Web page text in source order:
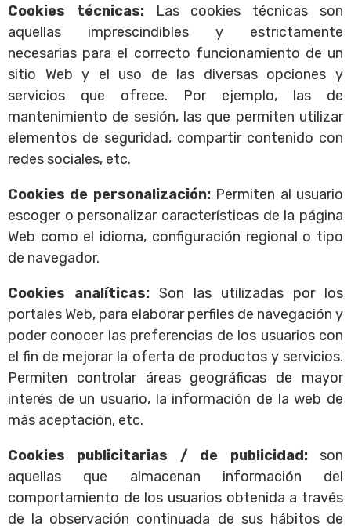
Cookies técnicas:Las cookies técnicas son
aquellas imprescindibles y estrictamente
necesarias para el correcto funcionamiento de un
sitio Web y el uso de las diversas opciones y
servicios que ofrece. Por ejemplo, las de
mantenimiento de sesión, las que permiten utilizar
elementos de seguridad, compartir contenido con
redes sociales, etc.
Cookies de personalización:Permiten al usuario
escoger o personalizar características de la página
Web como el idioma, configuración regional o tipo
de navegador.
Cookies analíticas: Son las utilizadas por los
portales Web, para elaborar perfiles de navegación y
poder conocer las preferencias de los usuarios con
el fin de mejorar la oferta de productos y servicios.
Permiten controlar áreas geográficas de mayor
interés de un usuario, la información de la web de
más aceptación, etc.
Cookies publicitarias / de publicidad:son
aquellas que almacenan información del
comportamiento de los usuarios obtenida a través
de la observación continuada de sus hábitos de